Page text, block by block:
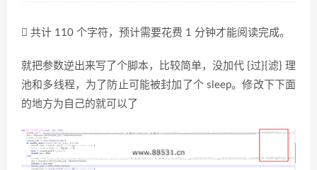
共计 110 个字符，预计需要花费 1 分钟才能阅读完成。
就把参数逆出来写了个脚本，比较简单，没加代 {过}{滤} 理
池和多线程，为了防止可能被封加了个 sleep。修改下下面
的地方为自己的就可以了